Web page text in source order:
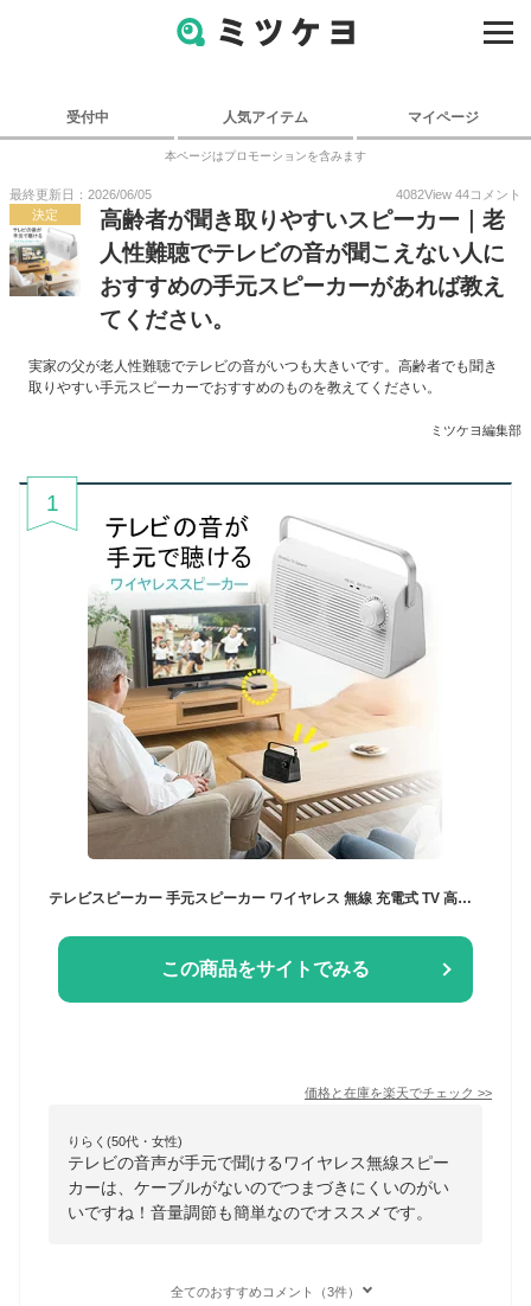
受付中 人気アイテム マイページ
本ページはプロモーションを含みます
最終更新日：2026/06/05 4082View 44コメント
決定
高齢者が聞き取りやすいスピーカー｜老
人性難聴でテレビの音が聞こえない人に
おすすめの手元スピーカーがあれば教え
てください。
実家の父が老人性難聴でテレビの音がいつも大きいです。高齢者でも聞き
取りやすい手元スピーカーでおすすめのものを教えてください。
ミツケヨ編集部
1
テレビスピーカー 手元スピーカー ワイヤレス 無線 充電式 TV 高齢者 最大30m ホワイト 白 敬老の日 母の日 父の日 プレゼント EZ4-SP083W
この商品をサイトでみる
価格と在庫を楽天でチェック >>
りらく(50代・女性)
テレビの音声が手元で聞けるワイヤレス無線スピー
カーは、ケーブルがないのでつまづきにくいのがい
いですね！音量調節も簡単なのでオススメです。
全てのおすすめコメント（3件）